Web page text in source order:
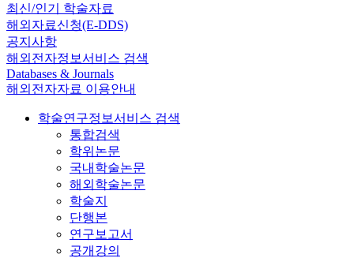
최신/인기 학술자료
해외자료신청(E-DDS)
공지사항
해외전자정보서비스 검색
Databases & Journals
해외전자자료 이용안내
학술연구정보서비스 검색
통합검색
학위논문
국내학술논문
해외학술논문
학술지
단행본
연구보고서
공개강의